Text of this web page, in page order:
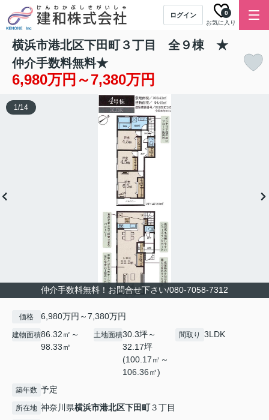
ログイン
お気に入り
0
横浜市港北区下田町３丁目 全９棟 ★
仲介手数料無料★
6,980万円～7,380万円
仲介手数料無料！お問合せ下さい/080-7058-7312
1/14
価格 6,980万円～7,380万円
建物面積86.32㎡～
98.33㎡
土地面積30.3坪～
32.17坪
(100.17㎡～
106.36㎡)
間取り 3LDK
築年数 予定
所在地 神奈川県横浜市港北区下田町３丁目